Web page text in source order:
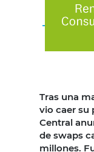
Tras una
vio caer su
Central
de swaps
millones.